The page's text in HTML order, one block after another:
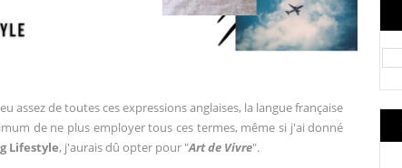
assez de toutes ces expressions anglaises, la langue française
de ne plus employer tous ces termes, même si j'ai donné
Lifestyle, j'aurais dû opter pour "Art de Vivre".